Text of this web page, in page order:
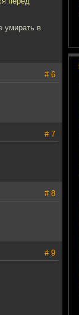
умирать в
# 6
# 7
# 8
# 9